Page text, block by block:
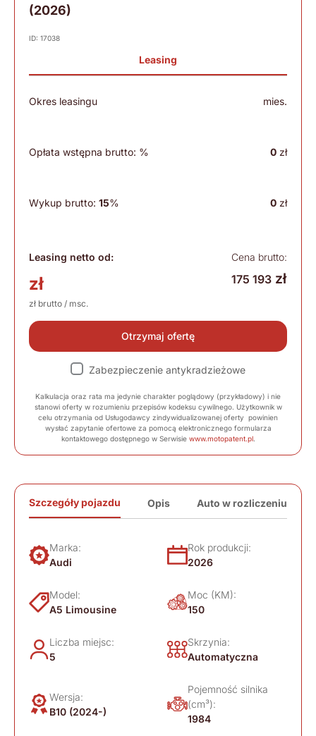
(2026)
ID: 17038
Leasing
Okres leasingu mies.
Opłata wstępna brutto: % 0 zł
Wykup brutto: 15% 0 zł
Leasing netto od:
zł
zł brutto / msc.
Cena brutto:
175 193 zł
Otrzymaj ofertę
Zabezpieczenie antykradzieżowe
Kalkulacja oraz rata ma jedynie charakter poglądowy (przykładowy) i nie
stanowi oferty w rozumieniu przepisów kodeksu cywilnego. Użytkownik w
celu otrzymania od Usługodawcy zindywidualizowanej oferty powinien
wysłać zapytanie ofertowe za pomocą elektronicznego formularza
kontaktowego dostępnego w Serwisie www.motopatent.pl.
Szczegóły pojazdu Opis Auto w rozliczeniu
Marka:
Audi
Rok produkcji:
2026
Model:
A5 Limousine
Moc (KM):
150
Liczba miejsc:
5
Skrzynia:
Automatyczna
Wersja:
B10 (2024-)
Pojemność silnika
(cm³):
1984